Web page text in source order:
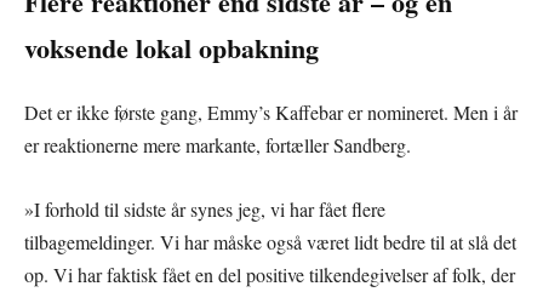
voksende lokal opbakning
Det er ikke første gang, Emmy’s Kaffebar er nomineret. Men i år
er reaktionerne mere markante, fortæller Sandberg.
»I forhold til sidste år synes jeg, vi har fået flere
tilbagemeldinger. Vi har måske også været lidt bedre til at slå det
op. Vi har faktisk fået en del positive tilkendegivelser af folk, der